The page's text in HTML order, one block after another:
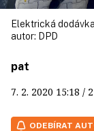
Elektrická
autor: DPD
pat
7. 2. 2020 15:18 /
ODEBÍRAT